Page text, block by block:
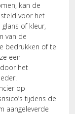
kan de
voor het
of kleur,
van de
bedrukken of te
een
het
op
tijdens de
aangeleverde